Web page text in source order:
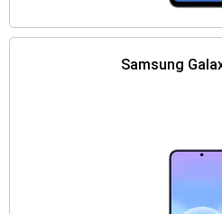
Samsung